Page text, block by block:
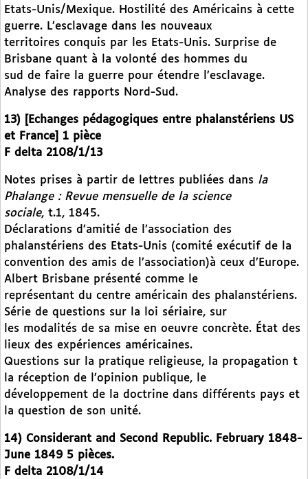
Etats-Unis/Mexique. Hostilité des Américains à cette
guerre. L’esclavage dans les nouveaux
territoires conquis par les Etats-Unis. Surprise de
Brisbane quant à la volonté des hommes du
sud de faire la guerre pour étendre l’esclavage.
Analyse des rapports Nord-Sud.
13) [Echanges pédagogiques entre phalanstériens US
et France] 1 pièce
F delta 2108/1/13
Notes prises à partir de lettres publiées dans la
Phalange : Revue mensuelle de la science
sociale, t.1, 1845.
Déclarations d’amitié de l’association des
phalanstériens des Etats-Unis (comité exécutif de la
convention des amis de l’association)à ceux d’Europe.
Albert Brisbane présenté comme le
représentant du centre américain des phalanstériens.
Série de questions sur la loi sériaire, sur
les modalités de sa mise en oeuvre concrète. État des
lieux des expériences américaines.
Questions sur la pratique religieuse, la propagation t
la réception de l’opinion publique, le
développement de la doctrine dans différents pays et
la question de son unité.
14) Considerant and Second Republic. February 1848-
June 1849 5 pièces.
F delta 2108/1/14